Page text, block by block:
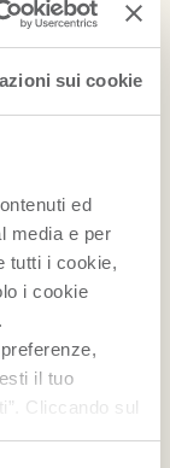
sui cookie
ed
media e per
tutti i cookie,
i cookie
il tuo
Cliccando sul
senza
donne
olio di cocco:
prepara
la frutta